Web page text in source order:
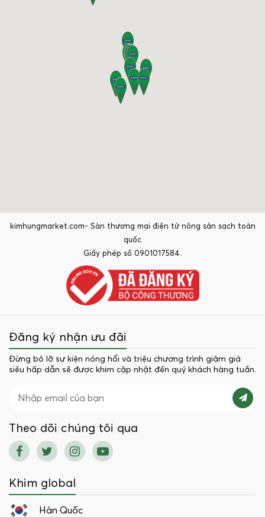
kimhungmarket.com- Sàn thương mại điện tử nông sản sạch toàn
quốc
Giấy phép số 0901017584.
Đăng ký nhận ưu đãi
Đừng bỏ lỡ sự kiện nóng hổi và triệu chương trình giảm giá
siêu hấp dẫn sẽ được khim cập nhật đến quý khách hàng tuần.
Theo dõi chúng tôi qua
Khim global
Hàn Quốc